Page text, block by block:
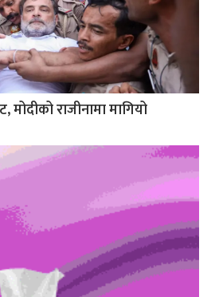
राजीनामा मागियो